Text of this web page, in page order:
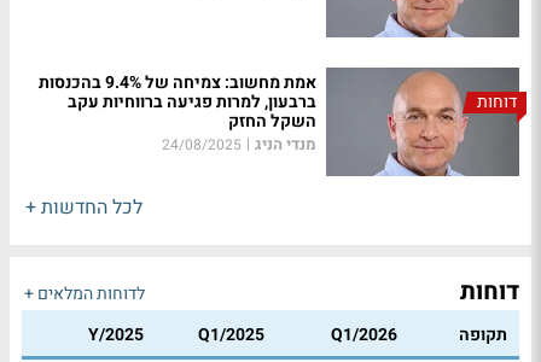
דוחות
אמת מחשוב: צמיחה של 9.4% בהכנסות
ברבעון, למרות פגיעה ברווחיות עקב
השקל החזק
מנדי הניג |
24/08/2025
לכל החדשות +
דוחות
לדוחות המלאים +
תקופה
Q1/2026
Q1/2025
Y/2025